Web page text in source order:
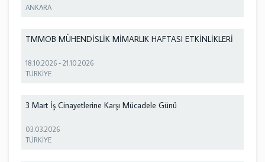
ANKARA
TMMOB MÜHENDİSLİK MİMARLIK HAFTASI ETKİNLİKLERİ
18.10.2026 -21.10.2026
TÜRKİYE
3 Mart İş Cinayetlerine Karşı Mücadele Günü
03.03.2026
TÜRKİYE